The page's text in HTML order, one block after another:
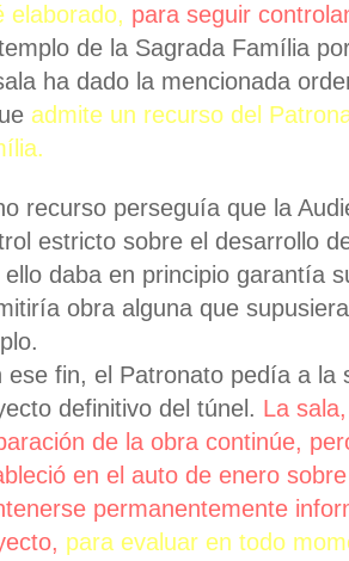
elaborado, para seguir
de la Sagrada Família
ha dado la mencionada
admite un recurso del
recurso perseguía que la
estricto sobre el desarrollo
ello daba en principio garantía
obra alguna que
ese fin, el Patronato pedía a la
definitivo del túnel. La
de la obra continúe,
en el auto de enero
permanentemente
, para evaluar en todo